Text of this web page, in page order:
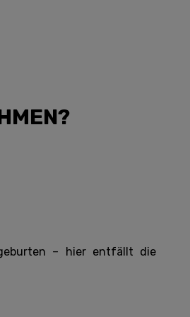
– hier entfällt die